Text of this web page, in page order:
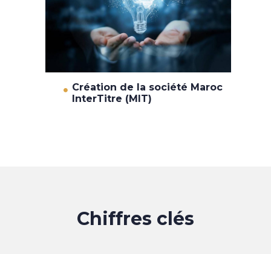
Création de la société Maroc
InterTitre (MIT)
Chiffres clés